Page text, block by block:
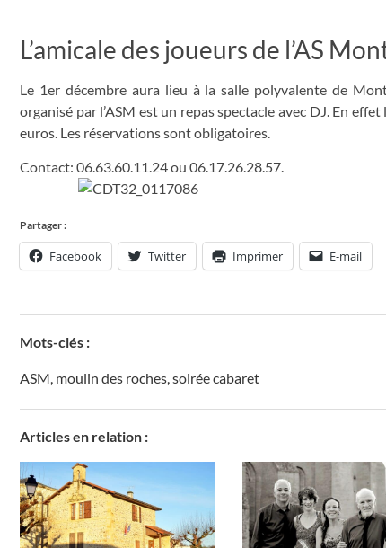
L’amicale des joueurs de l’AS
Le 1er décembre aura lieu à la salle polyvalente de
organisé par l’ASM est un repas spectacle avec DJ. En
euros. Les réservations sont obligatoires.
Contact: 06.63.60.11.24 ou 06.17.26.28.57.
Partager :
Facebook Twitter Imprimer E-mail
Mots-clés :
ASM moulin des roches soirée cabaret
Articles en relation :